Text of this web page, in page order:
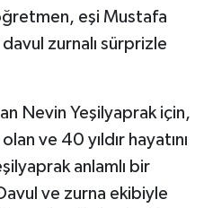
eşi Mustafa
davul zurnalı sürprizle
Nevin Yeşilyaprak için,
ve 40 yıldır hayatını
anlamlı bir
ve zurna ekibiyle